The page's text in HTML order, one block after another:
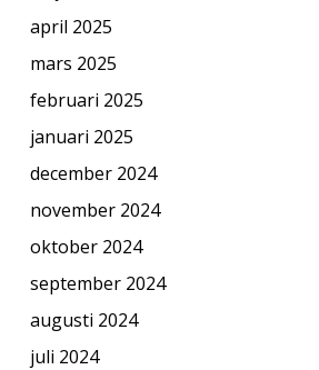
april 2025
mars 2025
februari 2025
januari 2025
december 2024
november 2024
oktober 2024
september 2024
augusti 2024
juli 2024